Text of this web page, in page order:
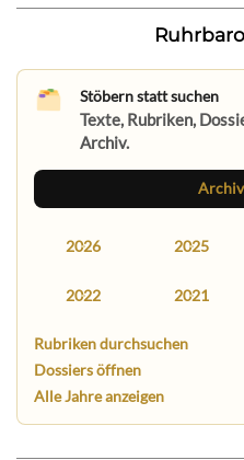
Stöbern statt suchen
Texte, Rubriken,
Archiv.
2026 2025
2022 2021
Rubriken durchsuchen
Dossiers öffnen
Alle Jahre anzeigen